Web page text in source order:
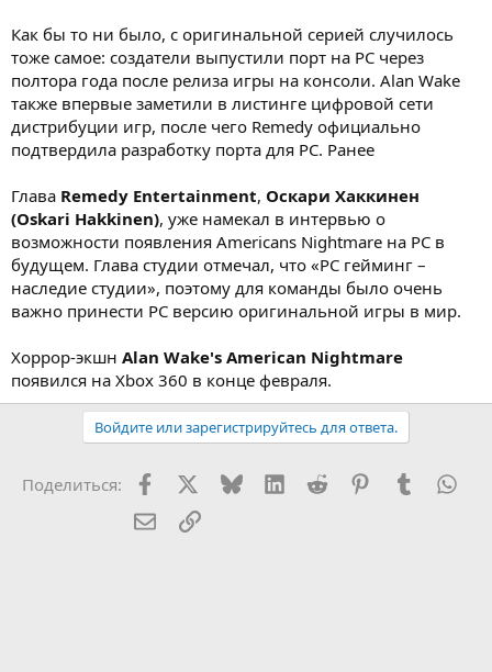
Как бы то ни было, с оригинальной серией случилось
тоже самое: создатели выпустили порт на РС через
полтора года после релиза игры на консоли. Alan Wake
также впервые заметили в листинге цифровой сети
дистрибуции игр, после чего Remedy официально
подтвердила разработку порта для РС. Ранее
Глава Remedy Entertainment, Оскари Хаккинен
(Oskari Hakkinen), уже намекал в интервью о
возможности появления Americans Nightmare на PC в
будущем. Глава студии отмечал, что «PC гейминг –
наследие студии», поэтому для команды было очень
важно принести РС версию оригинальной игры в мир.
Хоррор-экшн Alan Wake's American Nightmare
появился на Xbox 360 в конце февраля.
Войдите или зарегистрируйтесь для ответа.
Поделиться: FacebookX (Twitter)
BlueskyLinkedInReddit PinterestTumblr
Электронная почта
Ссылка